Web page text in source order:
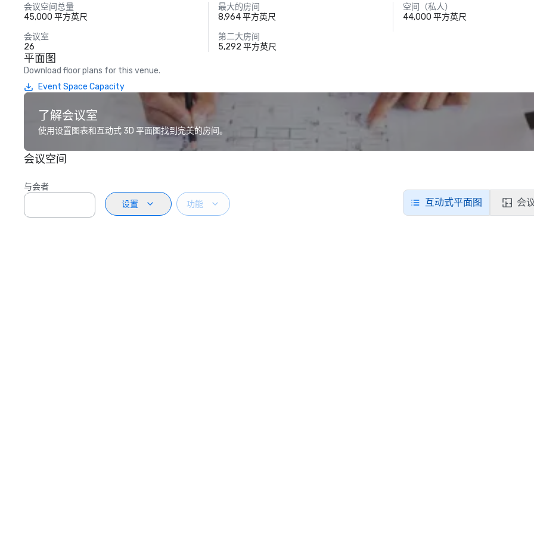
会议空间总量
45,000 平方英尺
最大的房间
8,964 平方英尺
空间（私人）
44,000 平方英尺
会议室
26
第二大房间
5,292 平方英尺
平面图
Download floor plans for this venue.
Event Space Capacity
了解会议室
使用设置图表和互动式 3D 平面图找到完美的房间。
会议空间
与会者
设置
功能 互动式平面图 会